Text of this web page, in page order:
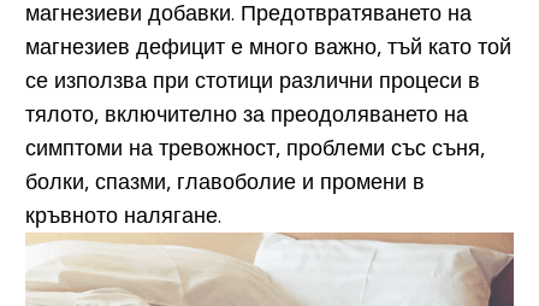
магнезиеви добавки. Предотвратяването на
магнезиев дефицит е много важно, тъй като той
се използва при стотици различни процеси в
тялото, включително за преодоляването на
симптоми на тревожност, проблеми със съня,
болки, спазми, главоболие и промени в
кръвното налягане.